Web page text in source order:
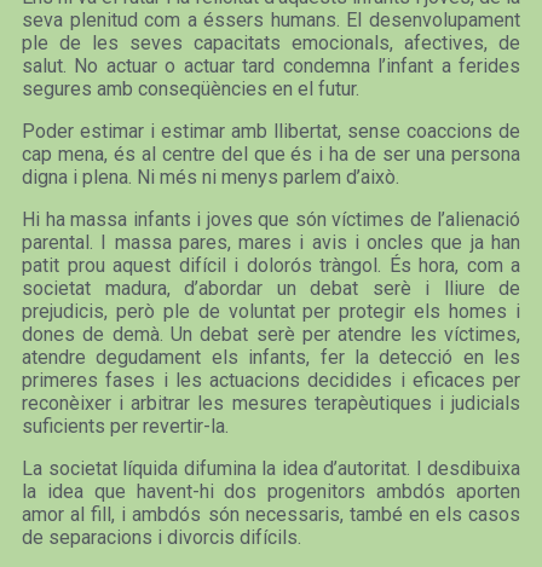
seva plenitud com a éssers humans. El desenvolupament
ple de les seves capacitats emocionals, afectives, de
salut. No actuar o actuar tard condemna l’infant a ferides
segures amb conseqüències en el futur.
Poder estimar i estimar amb llibertat, sense coaccions de
cap mena, és al centre del que és i ha de ser una persona
digna i plena. Ni més ni menys parlem d’això.
Hi ha massa infants i joves que són víctimes de l’alienació
parental. I massa pares, mares i avis i oncles que ja han
patit prou aquest difícil i dolorós tràngol. És hora, com a
societat madura, d’abordar un debat serè i lliure de
prejudicis, però ple de voluntat per protegir els homes i
dones de demà. Un debat serè per atendre les víctimes,
atendre degudament els infants, fer la detecció en les
primeres fases i les actuacions decidides i eficaces per
reconèixer i arbitrar les mesures terapèutiques i judicials
suficients per revertir-la.
La societat líquida difumina la idea d’autoritat. I desdibuixa
la idea que havent-hi dos progenitors ambdós aporten
amor al fill, i ambdós són necessaris, també en els casos
de separacions i divorcis difícils.